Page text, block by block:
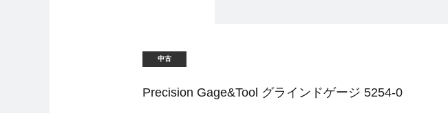
中古
Precision Gage&Tool グラインドゲージ 5254-0